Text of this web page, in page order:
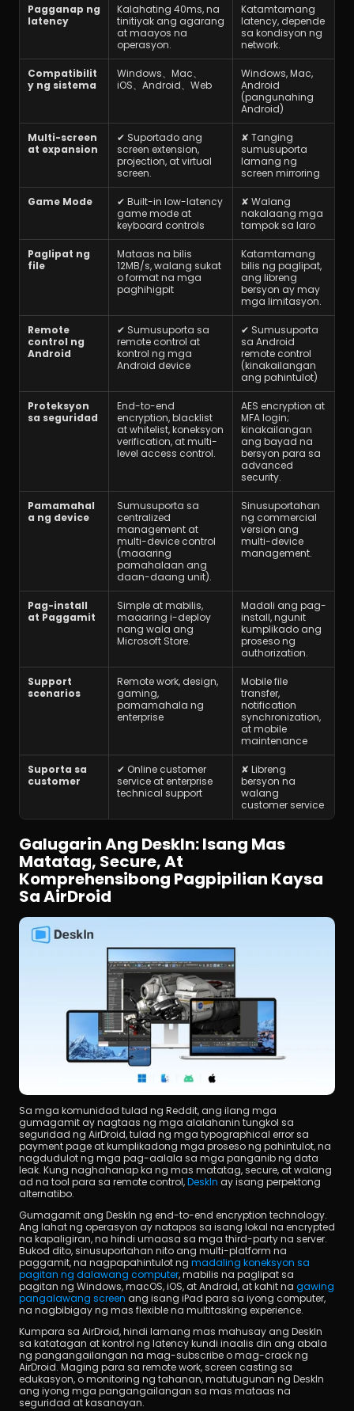
Pagganap ng
latency
Kalahating 40ms, na
tinitiyak ang agarang
at maayos na
operasyon.
Katamtamang
latency, depende
sa kondisyon ng
network.
Compatibilit
y ng sistema
Windows、Mac、
iOS、Android、Web
Windows, Mac,
Android
(pangunahing
Android)
Multi-screen
at expansion
✔ Suportado ang
screen extension,
projection, at virtual
screen.
✘ Tanging
sumusuporta
lamang ng
screen mirroring
Game Mode
✔ Built-in low-latency
game mode at
keyboard controls
✘ Walang
nakalaang mga
tampok sa laro
Paglipat ng
file
Mataas na bilis
12MB/s, walang sukat
o format na mga
paghihigpit
Katamtamang
bilis ng paglipat,
ang libreng
bersyon ay may
mga limitasyon.
Remote
control ng
Android
✔ Sumusuporta sa
remote control at
kontrol ng mga
Android device
✔ Sumusuporta
sa Android
remote control
(kinakailangan
ang pahintulot)
Proteksyon
sa seguridad
End-to-end
encryption, blacklist
at whitelist, koneksyon
verification, at multi-
level access control.
AES encryption at
MFA login;
kinakailangan
ang bayad na
bersyon para sa
advanced
security.
Pamamahal
a ng device
Sumusuporta sa
centralized
management at
multi-device control
(maaaring
pamahalaan ang
daan-daang unit).
Sinusuportahan
ng commercial
version ang
multi-device
management.
Pag-install
at Paggamit
Simple at mabilis,
maaaring i-deploy
nang wala ang
Microsoft Store.
Madali ang pag-
install, ngunit
kumplikado ang
proseso ng
authorization.
Support
scenarios
Remote work, design,
gaming,
pamamahala ng
enterprise
Mobile file
transfer,
notification
synchronization,
at mobile
maintenance
Suporta sa
customer
✔ Online customer
service at enterprise
technical support
✘ Libreng
bersyon na
walang
customer service
Galugarin Ang DeskIn: Isang Mas
Matatag, Secure, At
Komprehensibong Pagpipilian Kaysa
Sa AirDroid
Sa mga komunidad tulad ng Reddit, ang ilang mga
gumagamit ay nagtaas ng mga alalahanin tungkol sa
seguridad ng AirDroid, tulad ng mga typographical error sa
payment page at kumplikadong mga proseso ng pahintulot, na
nagdudulot ng mga pag-aalala sa mga panganib ng data
leak. Kung naghahanap ka ng mas matatag, secure, at walang
ad na tool para sa remote control, DeskIn ay isang perpektong
alternatibo.
Gumagamit ang DeskIn ng end-to-end encryption technology.
Ang lahat ng operasyon ay natapos sa isang lokal na encrypted
na kapaligiran, na hindi umaasa sa mga third-party na server.
Bukod dito, sinusuportahan nito ang multi-platform na
paggamit, na nagpapahintulot ng madaling koneksyon sa
pagitan ng dalawang computer, mabilis na paglipat sa
pagitan ng Windows, macOS, iOS, at Android, at kahit na gawing
pangalawang screen ang isang iPad para sa iyong computer,
na nagbibigay ng mas flexible na multitasking experience.
Kumpara sa AirDroid, hindi lamang mas mahusay ang DeskIn
sa katatagan at kontrol ng latency kundi inaalis din ang abala
ng pangangailangan na mag-subscribe o mag-crack ng
AirDroid. Maging para sa remote work, screen casting sa
edukasyon, o monitoring ng tahanan, matutugunan ng DeskIn
ang iyong mga pangangailangan sa mas mataas na
seguridad at kasanayan.